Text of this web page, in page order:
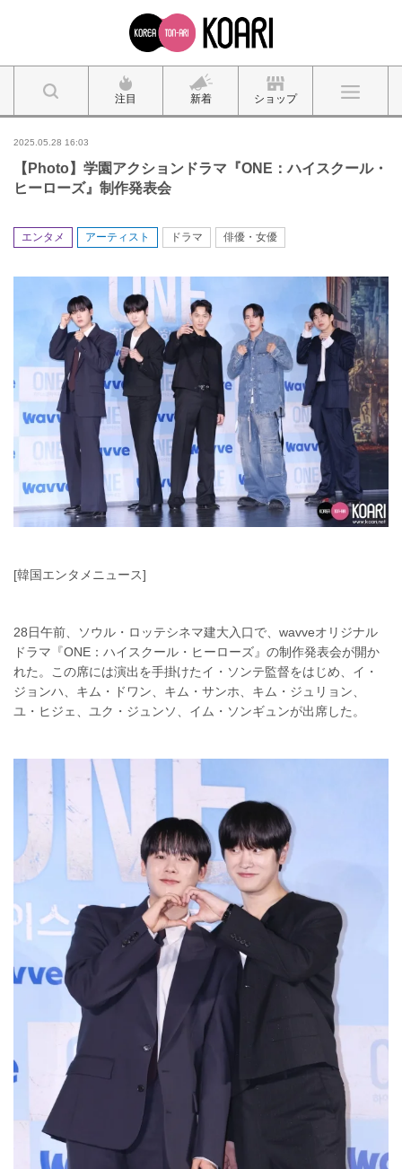
注目 新着 ショップ
2025.05.28 16:03
【Photo】学園アクションドラマ『ONE：ハイスクール・
ヒーローズ』制作発表会
エンタメ アーティスト ドラマ 俳優・女優
[韓国エンタメニュース]
28日午前、ソウル・ロッテシネマ建大入口で、wavveオリジナル
ドラマ『ONE：ハイスクール・ヒーローズ』の制作発表会が開か
れた。この席には演出を手掛けたイ・ソンテ監督をはじめ、イ・
ジョンハ、キム・ドワン、キム・サンホ、キム・ジュリョン、
ユ・ヒジェ、ユク・ジュンソ、イム・ソンギュンが出席した。